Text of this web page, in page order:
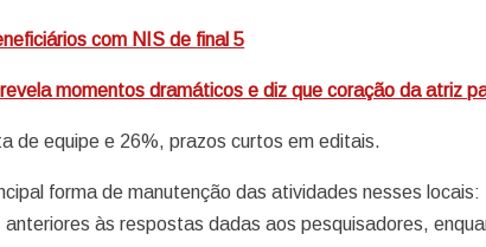
com NIS de final 5
momentos dramáticos e diz que coração da atriz
de equipe e 26%, prazos curtos em editais.
forma de manutenção das atividades nesses
às respostas dadas aos pesquisadores,